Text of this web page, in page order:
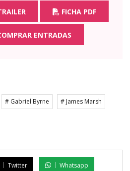
FICHA PDF
ENTRADAS
# Gabriel Byrne # James Marsh
Twitter Whatsapp